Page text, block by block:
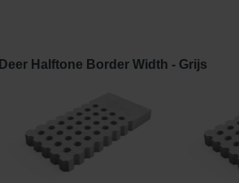
Deer Halftone Border Width - Grijs